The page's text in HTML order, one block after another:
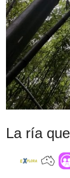
La ría